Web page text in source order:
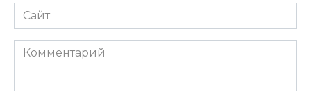
Сайт
Комментарий